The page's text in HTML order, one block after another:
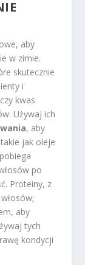
aby
w zimie.
skutecznie
i
kwas
Używaj ich
, aby
jak oleje
po
Proteiny, z
aby
tych
kondycji